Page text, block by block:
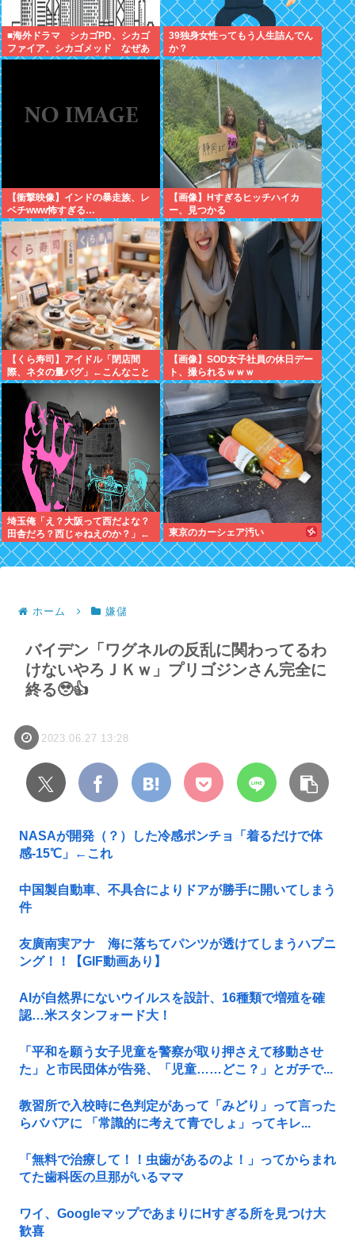
■海外ドラマ シカゴPD、シカゴ
ファイア、シカゴメッド なぜあ
の人は、あそこまで背負うのか
39独身女性ってもう人生詰んでん
か？
【衝撃映像】インドの暴走族、レ
ベチwww怖すぎる…
【画像】Hすぎるヒッチハイカ
ー、見つかる
【くら寿司】アイドル「閉店間
際、ネタの量バグ」←こんなこと
あるの？
【画像】SOD女子社員の休日デー
ト、撮られるｗｗｗ
埼玉俺「え？大阪って西だよな？
田舎だろ？西じゃねえのか？」←
これさぁ
東京のカーシェア汚い
ホーム 嫌儲
バイデン「ワグネルの反乱に関わってるわ
けないやろＪＫｗ」プリゴジンさん完全に
終る🥹👍
2023.06.27 13:28
NASAが開発（？）した冷感ポンチョ「着るだけで体
感-15℃」←これ
中国製自動車、不具合によりドアが勝手に開いてしまう
件
友廣南実アナ 海に落ちてパンツが透けてしまうハプニ
ング！！【GIF動画あり】
AIが自然界にないウイルスを設計、16種類で増殖を確
認…米スタンフォード大！
「平和を願う女子児童を警察が取り押さえて移動させ
た」と市民団体が告発、「児童……どこ？」とガチで...
教習所で入校時に色判定があって「みどり」って言った
らババアに 「常識的に考えて青でしょ」ってキレ...
「無料で治療して！！虫歯があるのよ！」ってからまれ
てた歯科医の旦那がいるママ
ワイ、GoogleマップであまりにΗすぎる所を見つけ大
歓喜